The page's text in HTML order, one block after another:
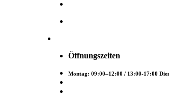
Öffnungszeiten
Montag: 09:00–12:00 / 13:00-17:00